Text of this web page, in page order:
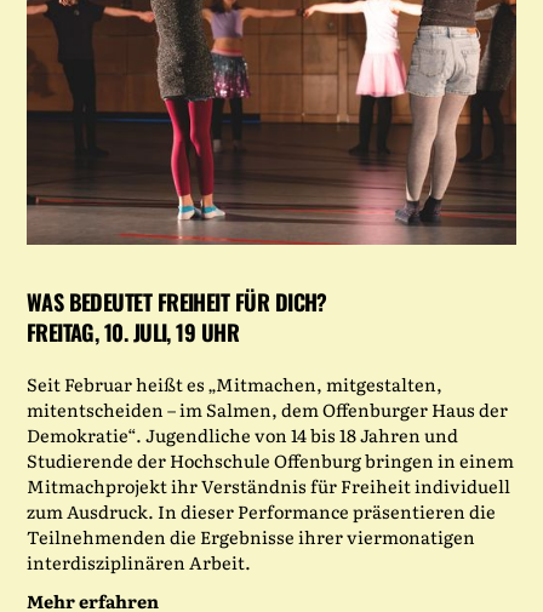
WAS BEDEUTET FREIHEIT FÜR DICH?
FREITAG, 10. JULI, 19 UHR
Seit Februar heißt es „Mitmachen, mitgestalten,
mitentscheiden – im Salmen, dem Offenburger Haus der
Demokratie“. Jugendliche von 14 bis 18 Jahren und
Studierende der Hochschule Offenburg bringen in einem
Mitmachprojekt ihr Verständnis für Freiheit individuell
zum Ausdruck. In dieser Performance präsentieren die
Teilnehmenden die Ergebnisse ihrer viermonatigen
interdisziplinären Arbeit.
Mehr erfahren